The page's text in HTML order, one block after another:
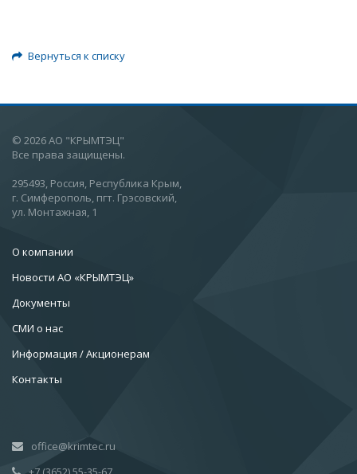
Вернуться к списку
© 2026 АО "КРЫМТЭЦ"
Все права защищены.
295493, Россия, Республика Крым,
г. Симферополь, пгт. Грэсовский,
ул. Монтажная, 1
О компании
Новости АО «КРЫМТЭЦ»
Документы
СМИ о нас
Информация / Акционерам
Контакты
office@krimtec.ru